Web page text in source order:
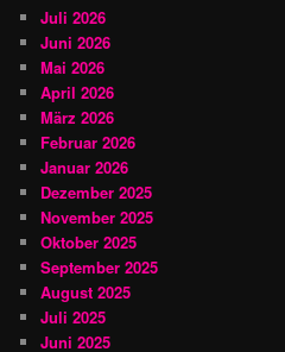
Juli 2026
Juni 2026
Mai 2026
April 2026
März 2026
Februar 2026
Januar 2026
Dezember 2025
November 2025
Oktober 2025
September 2025
August 2025
Juli 2025
Juni 2025